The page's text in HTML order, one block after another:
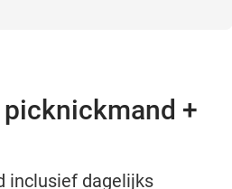
+
inclusief dagelijks